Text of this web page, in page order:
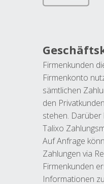
Firmenkunden
Firmenkonto
sämtlichen
den
stehen.
Talixo
Auf Anfrage
Zahlungen via
Firmenkunden
Informationen